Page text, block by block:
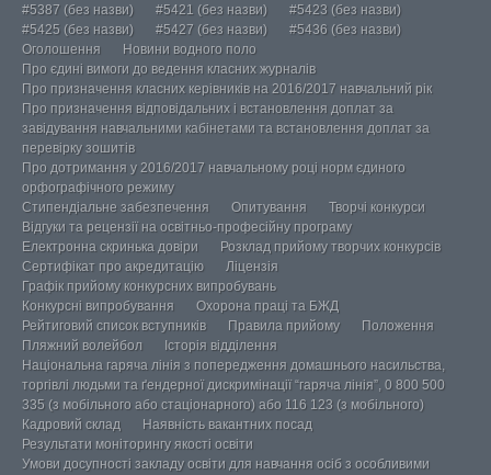
#5387 (без назви)
#5421 (без назви)
#5423 (без назви)
#5425 (без назви)
#5427 (без назви)
#5436 (без назви)
Оголошення
Новини водного поло
Про єдині вимоги до ведення класних журналів
Про призначення класних керівників на 2016/2017 навчальний рік
Про призначення відповідальних і встановлення доплат за
завідування навчальними кабінетами та встановлення доплат за
перевірку зошитів
Про дотримання у 2016/2017 навчальному році норм єдиного
орфографічного режиму
Стипендіальне забезпечення
Опитування
Творчі конкурси
Відгуки та рецензії на освітньо-професійну програму
Електронна скринька довіри
Розклад прийому творчих конкурсів
Сертифікат про акредитацію
Ліцензія
Графік прийому конкурсних випробувань
Конкурсні випробування
Охорона праці та БЖД
Рейтиговий список вступників
Правила прийому
Положення
Пляжний волейбол
Історія відділення
Національна гаряча лінія з попередження домашнього насильства,
торгівлі людьми та ґендерної дискримінації “гаряча лінія”, 0 800 500
335 (з мобільного або стаціонарного) або 116 123 (з мобільного)
Кадровий склад
Наявність вакантних посад
Результати моніторингу якості освіти
Умови досупності закладу освіти для навчання осіб з особливими